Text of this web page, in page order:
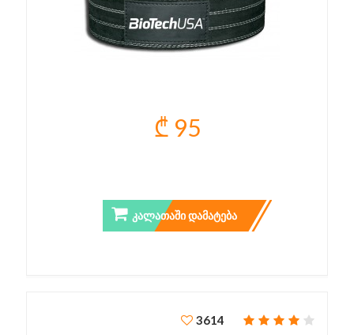
₾ 95
ᲙᲐᲚᲐᲗᲐᲨᲘ ᲓᲐᲛᲐᲢᲔᲑᲐ
3614